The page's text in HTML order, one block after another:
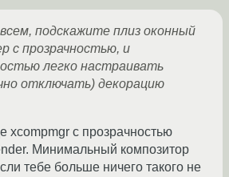
подскажите плиз оконный
с прозрачностью, и
легко настраивать
отключать) декорацию
xcompmgr с прозрачностью
Минимальный композитор
тебе больше ничего такого не